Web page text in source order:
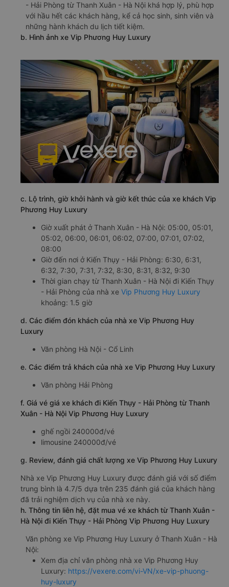
- Hải Phòng từ Thanh Xuân - Hà Nội khá hợp lý, phù hợp
với hầu hết các khách hàng, kể cả học sinh, sinh viên và
những hành khách du lịch tiết kiệm.
b. Hình ảnh xe Vip Phương Huy Luxury
c. Lộ trình, giờ khởi hành và giờ kết thúc của xe khách Vip
Phương Huy Luxury
Giờ xuất phát ở Thanh Xuân - Hà Nội: 05:00, 05:01,
05:02, 06:00, 06:01, 06:02, 07:00, 07:01, 07:02,
08:00
Giờ đến nơi ở Kiến Thụy - Hải Phòng: 6:30, 6:31,
6:32, 7:30, 7:31, 7:32, 8:30, 8:31, 8:32, 9:30
Thời gian chạy từ Thanh Xuân - Hà Nội đi Kiến Thụy
- Hải Phòng của nhà xe Vip Phương Huy Luxury
khoảng: 1.5 giờ
d. Các điểm đón khách của nhà xe Vip Phương Huy
Luxury
Văn phòng Hà Nội - Cổ Linh
e. Các điểm trả khách của nhà xe Vip Phương Huy Luxury
Văn phòng Hải Phòng
f. Giá vé giá xe khách đi Kiến Thụy - Hải Phòng từ Thanh
Xuân - Hà Nội Vip Phương Huy Luxury
ghế ngồi 240000đ/vé
limousine 240000đ/vé
g. Review, đánh giá chất lượng xe Vip Phương Huy Luxury
Nhà xe Vip Phương Huy Luxury được đánh giá với số điểm
trung bình là 4.7/5 dựa trên 235 đánh giá của khách hàng
đã trải nghiệm dịch vụ của nhà xe này.
h. Thông tin liên hệ, đặt mua vé xe khách từ Thanh Xuân -
Hà Nội đi Kiến Thụy - Hải Phòng Vip Phương Huy Luxury
Văn phòng xe Vip Phương Huy Luxury ở Thanh Xuân - Hà
Nội:
Xem địa chỉ văn phòng nhà xe Vip Phương Huy
Luxury: https://vexere.com/vi-VN/xe-vip-phuong-
huy-luxury